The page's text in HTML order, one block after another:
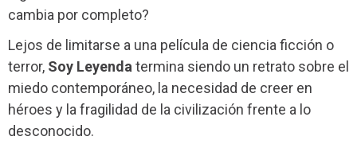
cambia por completo?
Lejos de limitarse a una película de ciencia ficción o
terror, Soy Leyenda termina siendo un retrato sobre el
miedo contemporáneo, la necesidad de creer en
héroes y la fragilidad de la civilización frente a lo
desconocido.